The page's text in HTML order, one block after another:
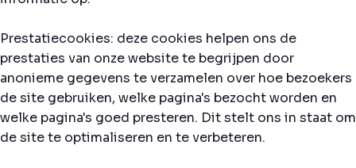
Prestatiecookies: deze cookies helpen ons de
prestaties van onze website te begrijpen door
anonieme gegevens te verzamelen over hoe bezoekers
de site gebruiken, welke pagina's bezocht worden en
welke pagina's goed presteren. Dit stelt ons in staat om
de site te optimaliseren en te verbeteren.